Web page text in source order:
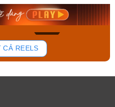
Mua ngay
CẢ REELS